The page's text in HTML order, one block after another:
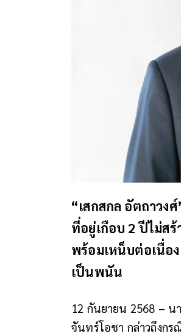
“เสกสกล อัตถาวงศ์
ที่อยู่เกือบ 2 ปีไม่สร้
พร้อมเหน็บต่อเนื่อ
เป็นพนัน
12 กันยายน 2568 – น
จันทร์โอชา กล่าวถึงก